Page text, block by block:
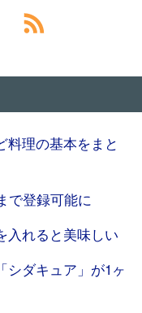
料理の基本をまと
で登録可能に
入れると美味しい
シダキュア」が1ヶ